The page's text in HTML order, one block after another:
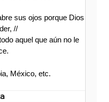
sus ojos porque Dios
//
aquel que aún no le
México, etc.